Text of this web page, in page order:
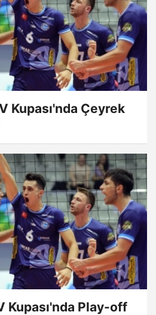
Kupası'nda Çeyrek
Kupası'nda Play-off